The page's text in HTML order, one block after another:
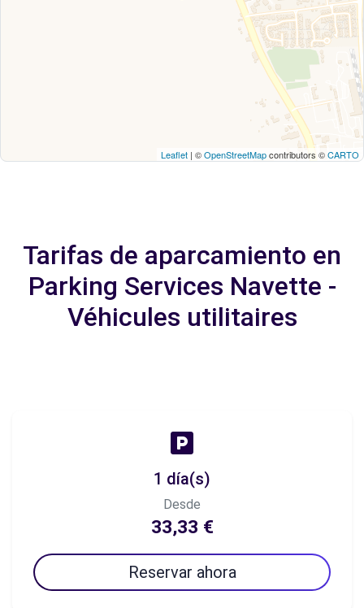
Leaflet | ©OpenStreetMapcontributors ©CARTO
Tarifas de aparcamiento en
Parking Services Navette -
Véhicules utilitaires
1 día(s)
Desde
33,33 €
Reservar ahora